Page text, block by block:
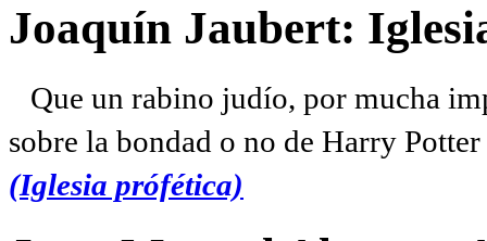
Joaquín Jaubert:
Que un rabino judío, por mucha
sobre la bondad o no de Harry
(Iglesia prófética)